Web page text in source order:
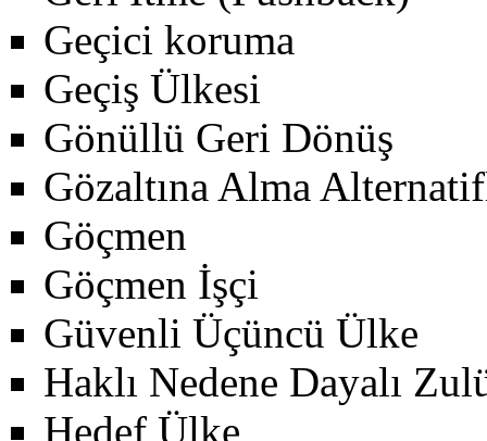
Geçici koruma
Geçiş Ülkesi
Gönüllü Geri Dönüş
Gözaltına Alma
Göçmen
Göçmen İşçi
Güvenli Üçüncü Ülke
Haklı Nedene Dayalı
Hedef Ülke